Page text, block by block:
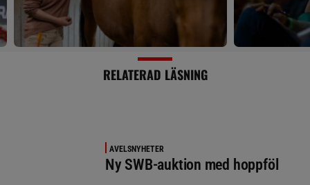
RELATERAD LÄSNING
AVELSNYHETER
Ny SWB-auktion med hoppföl